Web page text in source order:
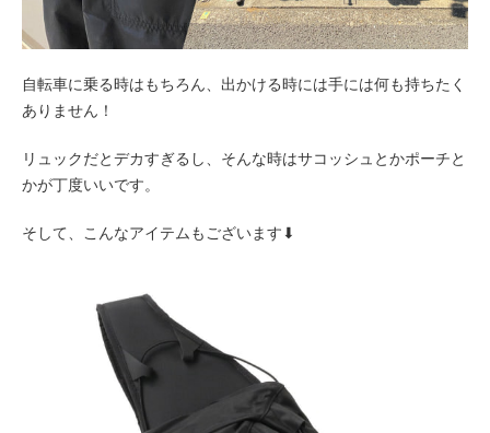
自転車に乗る時はもちろん、出かける時には手には何も持ちたく
ありません！
リュックだとデカすぎるし、そんな時はサコッシュとかポーチと
かが丁度いいです。
そして、こんなアイテムもございます⬇︎